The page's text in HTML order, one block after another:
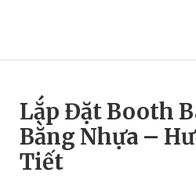
Lắp Đặt Booth
Bằng Nhựa –
Tiết